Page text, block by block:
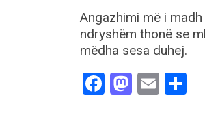
Angazhimi më i
ndryshëm thonë se
mëdha sesa duhej.
Facebook
Email